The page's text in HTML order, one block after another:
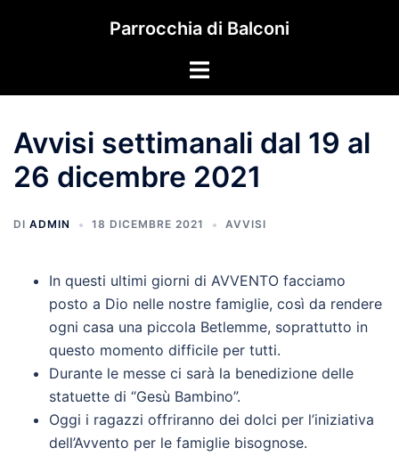
Parrocchia di Balconi
Mostra/Nascondi
Avvisi settimanali dal 19 al
26 dicembre 2021
DI ADMIN 18 DICEMBRE 2021 AVVISI
In questi ultimi giorni di AVVENTO facciamo
posto a Dio nelle nostre famiglie, così da rendere
ogni casa una piccola Betlemme, soprattutto in
questo momento difficile per tutti.
Durante le messe ci sarà la benedizione delle
statuette di “Gesù Bambino”.
Oggi i ragazzi offriranno dei dolci per l’iniziativa
dell’Avvento per le famiglie bisognose.